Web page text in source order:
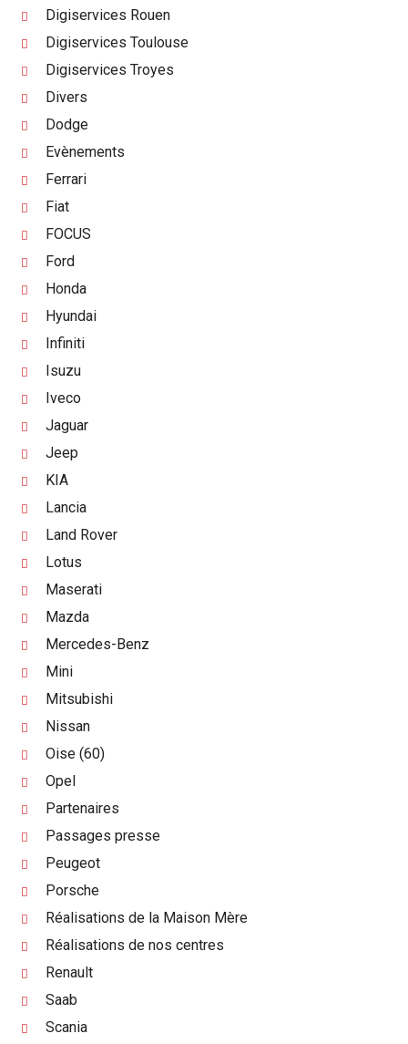
Digiservices Rouen
Digiservices Toulouse
Digiservices Troyes
Divers
Dodge
Evènements
Ferrari
Fiat
FOCUS
Ford
Honda
Hyundai
Infiniti
Isuzu
Iveco
Jaguar
Jeep
KIA
Lancia
Land Rover
Lotus
Maserati
Mazda
Mercedes-Benz
Mini
Mitsubishi
Nissan
Oise (60)
Opel
Partenaires
Passages presse
Peugeot
Porsche
Réalisations de la Maison Mère
Réalisations de nos centres
Renault
Saab
Scania